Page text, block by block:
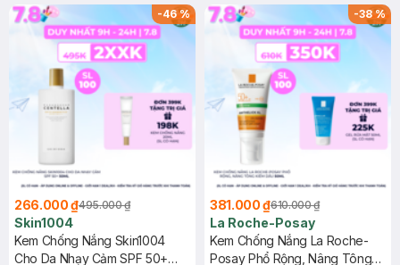
25ml (SL Có Hạn)
-46%
266.000 ₫495.000 ₫
Skin1004
Kem Chống Nắng Skin1004
Cho Da Nhạy Cảm SPF 50+
-38%
381.000 ₫610.000 ₫
La Roche-Posay
Kem Chống Nắng La Roche-
Posay Phổ Rộng, Nâng Tông